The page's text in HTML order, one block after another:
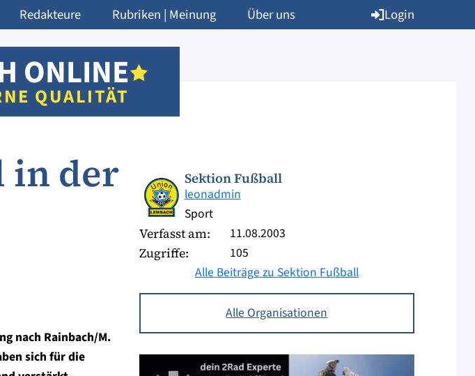
Redakteure Rubriken | Meinung Über uns Login
ONLINE
QUALITÄT
in der
nach Rainbach/M.
sich für die
Sektion Fußball
leonadmin
Sport
Verfasst am: 11.08.2003
Zugriffe:
105
Alle Beiträge zu Sektion Fußball
Alle Organisationen